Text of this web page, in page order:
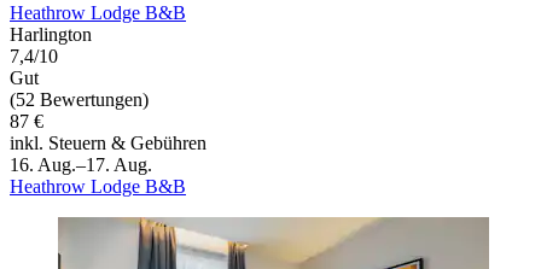
Heathrow Lodge B&B
Harlington
7,4/10
Gut
(52 Bewertungen)
87 €
inkl. Steuern & Gebühren
16. Aug.–17. Aug.
Heathrow Lodge B&B